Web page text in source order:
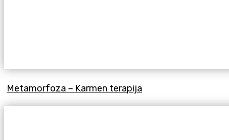
Metamorfoza – Karmen terapija